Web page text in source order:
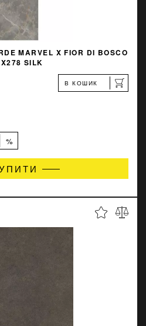
MARVEL X FIOR DI BOSCO
SILK
В КОШИК
%